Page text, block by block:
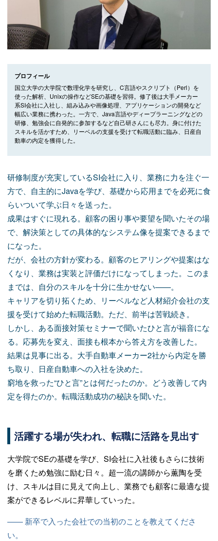
プロフィール
国立大学の大学院で数理化学を研究し、C言語やスクリプト（Perl）を
使った解析、Unixの操作などSEの基礎を習得。修了後は大手メーカー
系SI会社に入社し、組み込みや画像処理、アプリケーションの開発など
幅広い業務に携わった。一方で、Java言語やディープラーニングなどの
研修、勉強会に自発的に参加するなど自己研さんにも尽力。身に付けた
スキルを活かすため、リーベルの支援を受けて転職活動に臨み、日産自
動車の内定を獲得した。
研修制度が充実しているSI会社に入り、業務に力を注ぐ一
方で、自主的にJavaを学び、基礎から応用までを必死に食
らいついて学ぶ日々を送った。
成果はすぐに現れる。顧客の困り事や要望を聞いたその場
で、解決策としての具体的なシステム像を提案できるまで
になった。
だが、会社の方針が変わる。顧客のヒアリングや提案はな
くなり、業務は実装と評価だけになってしまった。このま
までは、自分のスキルを十分に生かせない——。
キャリアを切り拓くため、リーベルなど人材紹介会社の支
援を受けて始めた転職活動。ただ、前半は苦戦続き。
しかし、ある面接対策セミナーで聞いたひと言が福音にな
る。応募先を変え、面接も根本から答え方を改善した。
結果は見事に出る。大手自動車メーカー2社から内定を勝
ち取り、日産自動車への入社を決めた。
窮地を救った“ひと言”とは何だったのか。どう改善して内
定を得たのか。転職活動成功の秘訣を聞いた。
活躍する場が失われ、転職に活路を見出す
大学院でSEの基礎を学び、SI会社に入社後もさらに技術
を磨くため勉強に励む日々。超一流の講師から薫陶を受
け、スキルは目に見えて向上し、業務でも顧客に最適な提
案ができるレベルに昇華していった。
—— 新卒で入った会社での当初のことを教えてくださ
い。